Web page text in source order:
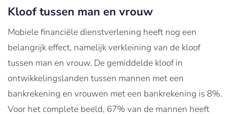
Kloof tussen man en vrouw
Mobiele financiële dienstverlening heeft nog een
belangrijk effect, namelijk verkleining van de kloof
tussen man en vrouw. De gemiddelde kloof in
ontwikkelingslanden tussen mannen met een
bankrekening en vrouwen met een bankrekening is 8%.
Voor het complete beeld, 67% van de mannen heeft